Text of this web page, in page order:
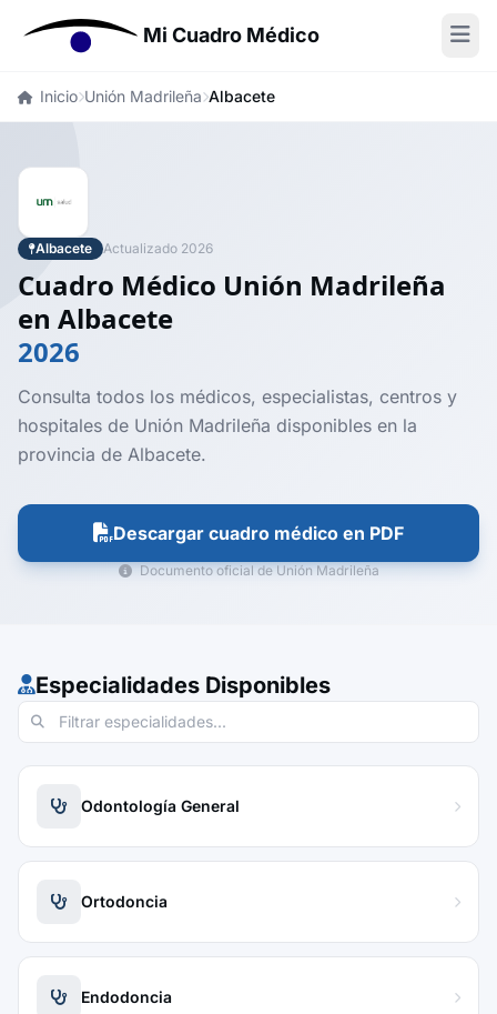
Mi Cuadro Médico
Inicio Unión Madrileña Albacete
Albacete Actualizado 2026
Cuadro Médico Unión Madrileña
en Albacete
2026
Consulta todos los médicos, especialistas, centros y
hospitales de Unión Madrileña disponibles en la
provincia de Albacete.
Descargar cuadro médico en PDF
Documento oficial de Unión Madrileña
Especialidades Disponibles
Odontología General
Ortodoncia
Endodoncia